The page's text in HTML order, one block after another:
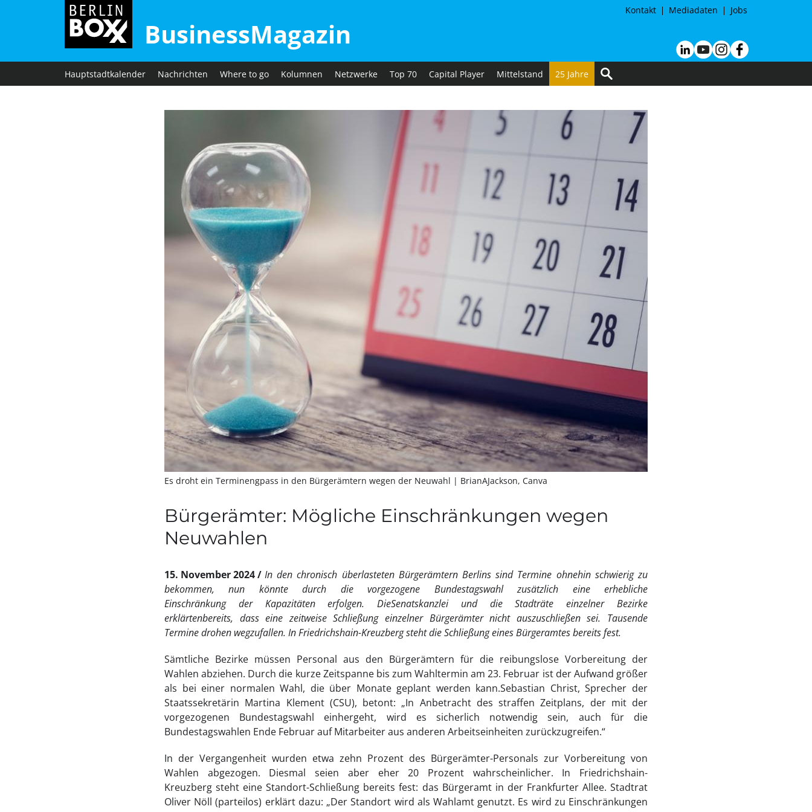
BusinessMagazin
Kontakt Mediadaten Jobs
Hauptstadtkalender Nachrichten Where to go Kolumnen Netzwerke Top 70 Capital Player Mittelstand 25 Jahre
Es droht ein Terminengpass in den Bürgerämtern wegen der Neuwahl | BrianAJackson, Canva
Bürgerämter: Mögliche Einschränkungen wegen
Neuwahlen
15. November 2024
In den chronisch überlasteten Bürgerämtern Berlins sind Termine ohnehin schwierig zu
bekommen, nun könnte durch die vorgezogene Bundestagswahl zusätzlich eine erhebliche
Einschränkung der Kapazitäten erfolgen. DieSenatskanzlei und die Stadträte einzelner Bezirke
erklärtenbereits, dass eine zeitweise Schließung einzelner Bürgerämter nicht auszuschließen sei. Tausende
Termine drohen wegzufallen. In Friedrichshain-Kreuzberg steht die Schließung eines Bürgeramtes bereits fest.
Sämtliche Bezirke müssen Personal aus den Bürgerämtern für die reibungslose Vorbereitung der
Wahlen abziehen. Durch die kurze Zeitspanne bis zum Wahltermin am 23. Februar ist der Aufwand größer
als bei einer normalen Wahl, die über Monate geplant werden kann.Sebastian Christ, Sprecher der
Staatssekretärin Martina Klement (CSU), betont: „In Anbetracht des straffen Zeitplans, der mit der
vorgezogenen Bundestagswahl einhergeht, wird es sicherlich notwendig sein, auch für die
Bundestagswahlen Ende Februar auf Mitarbeiter aus anderen Arbeitseinheiten zurückzugreifen.“
In der Vergangenheit wurden etwa zehn Prozent des Bürgerämter-Personals zur Vorbereitung von
Wahlen abgezogen. Diesmal seien aber eher 20 Prozent wahrscheinlicher. In Friedrichshain-
Kreuzberg steht eine Standort-Schließung bereits fest: das Bürgeramt in der Frankfurter Allee. Stadtrat
Oliver Nöll (parteilos) erklärt dazu: „Der Standort wird als Wahlamt genutzt. Es wird zu Einschränkungen